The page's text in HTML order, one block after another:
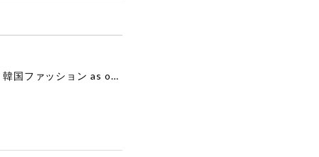
[as”on] BONITA MINI BAG / BLACK 正規品 韓国ブランド 韓国通販 韓国代行 韓国ファッション as on ason エズオン アズオン